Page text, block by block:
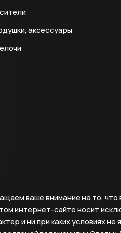
аксессуары
ваше внимание на то, что
интернет-сайте носит
и ни при каких условиях